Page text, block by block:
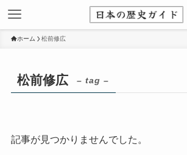
ホーム 松前修広
松前修広 – tag –
記事が見つかりませんでした。